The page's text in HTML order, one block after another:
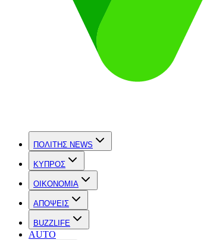
ΠΟΛΙΤΗΣ NEWS
ΚΥΠΡΟΣ
OIKONOMIA
ΑΠΟΨΕΙΣ
BUZZLIFE
AUTO